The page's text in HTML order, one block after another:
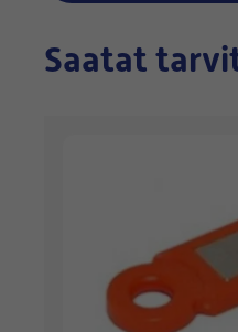
Saatat